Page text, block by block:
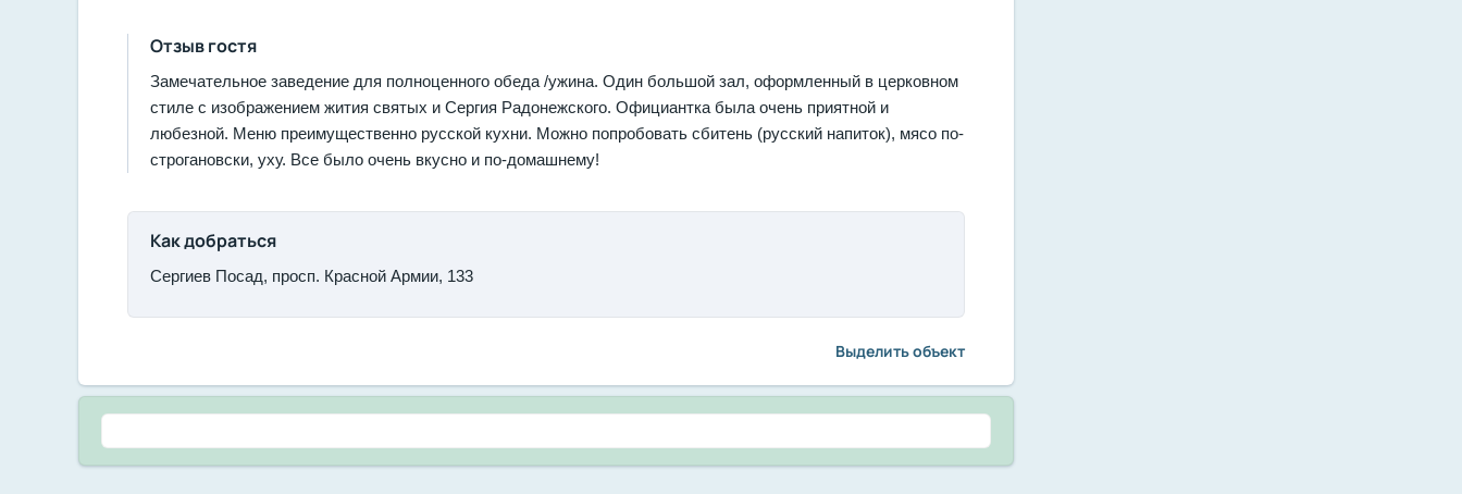
Отзыв гостя
Замечательное заведение для полноценного обеда /ужина. Один большой зал, оформленный в церковном
стиле с изображением жития святых и Сергия Радонежского. Официантка была очень приятной и
любезной. Меню преимущественно русской кухни. Можно попробовать сбитень (русский напиток), мясо по-
строгановски, уху. Все было очень вкусно и по-домашнему!
Как добраться
Сергиев Посад, просп. Красной Армии, 133
Выделить объект